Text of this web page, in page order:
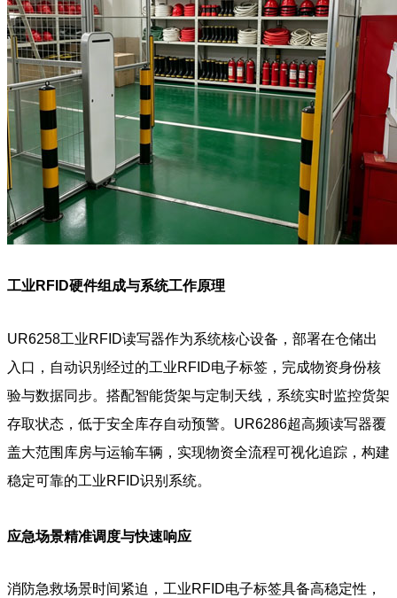
工业RFID硬件组成与系统工作原理
UR6258工业RFID读写器作为系统核心设备，部署在仓储出
入口，自动识别经过的工业RFID电子标签，完成物资身份核
验与数据同步。搭配智能货架与定制天线，系统实时监控货架
存取状态，低于安全库存自动预警。UR6286超高频读写器覆
盖大范围库房与运输车辆，实现物资全流程可视化追踪，构建
稳定可靠的工业RFID识别系统。
应急场景精准调度与快速响应
消防急救场景时间紧迫，工业RFID电子标签具备高稳定性，